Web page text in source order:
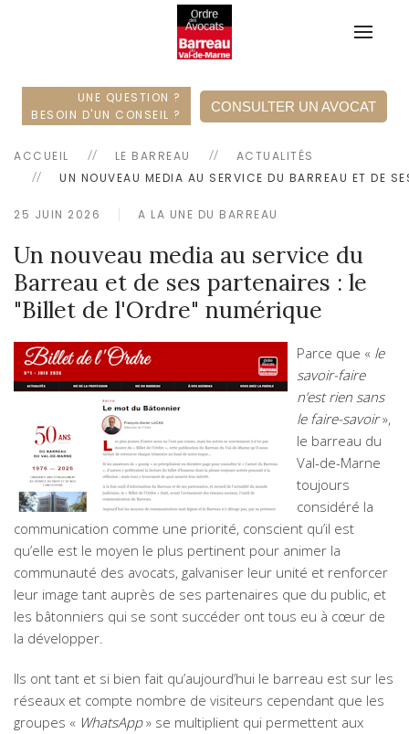
UNE QUESTION ?
BESOIN D'UN CONSEIL ?
CONSULTER UN AVOCAT
ACCUEIL LE BARREAU
ACTUALITÉS
UN NOUVEAU MEDIA AU SERVICE DU BARREAU ET DE
25 JUIN 2026 A LA UNE DU BARREAU
Un nouveau media au service du
Barreau et de ses partenaires : le
"Billet de l'Ordre" numérique
Parce que « le
savoir-faire
n’est rien sans
le faire-savoir»,
le barreau du
Val-de-Marne
toujours
considéré la
communication comme une priorité, conscient qu’il est
qu’elle est le moyen le plus pertinent pour animer la
communauté des avocats, galvaniser leur unité et renforcer
leur image tant auprès de ses partenaires que du public, et
les bâtonniers qui se sont succéder ont tous eu à cœur de
la développer.
Ils ont tant et si bien fait qu’aujourd’hui le barreau est sur les
réseaux et compte nombre de visiteurs cependant que les
groupes « WhatsApp» se multiplient qui permettent aux